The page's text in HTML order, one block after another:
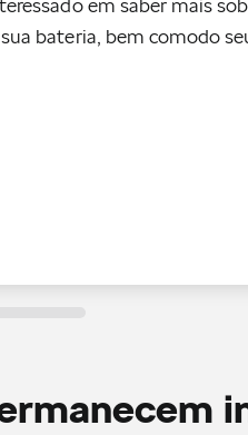
bateria, bem comodo